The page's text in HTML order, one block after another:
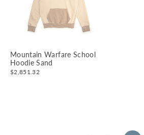
Mountain Warfare School
Hoodie Sand
$2,851.32